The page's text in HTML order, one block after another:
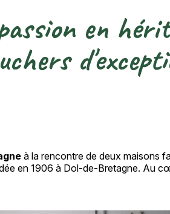
en
à la rencontre de deux maisons
en 1906 à Dol-de-Bretagne. Au